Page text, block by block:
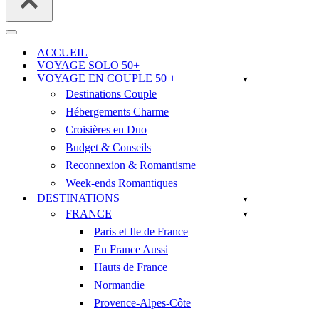
Menu
navigationACCUEIL
VOYAGE SOLO 50+
VOYAGE EN COUPLE 50 +
Destinations Couple
Hébergements Charme
Croisières en Duo
Budget & Conseils
Reconnexion & Romantisme
Week-ends Romantiques
DESTINATIONS
FRANCE
Paris et Ile de France
En France Aussi
Hauts de France
Normandie
Provence-Alpes-Côte